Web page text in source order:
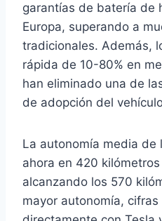
garantías de batería de
Europa, superando a
tradicionales. Además,
rápida de 10-80% en
han eliminado una de
de adopción del
La autonomía media de
ahora en 420 kilómetros
alcanzando los 570
mayor autonomía,